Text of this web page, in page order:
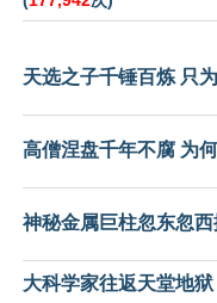
天选之子千锤百炼 只
高僧涅盘千年不腐 为
神秘金属巨柱忽东忽
大科学家往返天堂地